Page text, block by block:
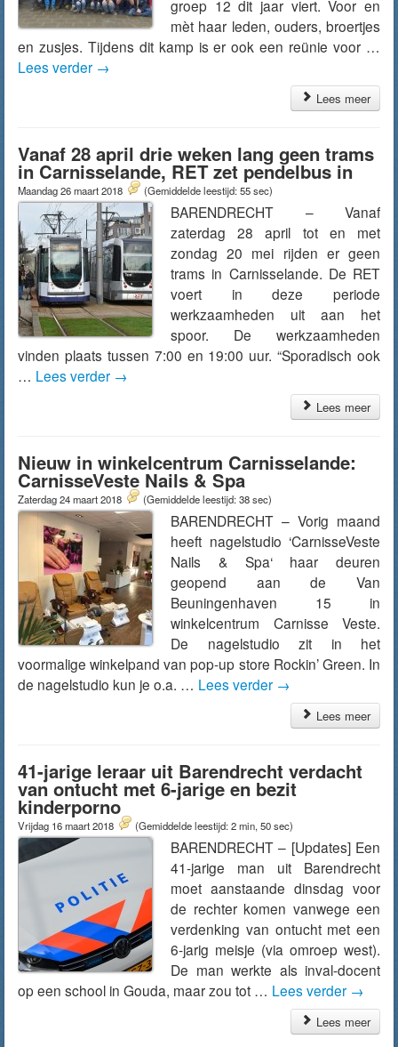
groep 12 dit jaar viert. Voor en
mèt haar leden, ouders, broertjes
en zusjes. Tijdens dit kamp is er ook een reünie voor …
Lees verder →
Lees meer
Vanaf 28 april drie weken lang geen trams
in Carnisselande, RET zet pendelbus in
Maandag 26 maart 2018 (Gemiddelde leestijd: 55 sec)
BARENDRECHT – Vanaf
zaterdag 28 april tot en met
zondag 20 mei rijden er geen
trams in Carnisselande. De RET
voert in deze periode
werkzaamheden uit aan het
spoor. De werkzaamheden
vinden plaats tussen 7:00 en 19:00 uur. “Sporadisch ook
… Lees verder →
Lees meer
Nieuw in winkelcentrum Carnisselande:
CarnisseVeste Nails & Spa
Zaterdag 24 maart 2018 (Gemiddelde leestijd: 38 sec)
BARENDRECHT – Vorig maand
heeft nagelstudio ‘CarnisseVeste
Nails & Spa‘ haar deuren
geopend aan de Van
Beuningenhaven 15 in
winkelcentrum Carnisse Veste.
De nagelstudio zit in het
voormalige winkelpand van pop-up store Rockin’ Green. In
de nagelstudio kun je o.a. … Lees verder →
Lees meer
41-jarige leraar uit Barendrecht verdacht
van ontucht met 6-jarige en bezit
kinderporno
Vrijdag 16 maart 2018 (Gemiddelde leestijd: 2 min, 50 sec)
BARENDRECHT – [Updates] Een
41-jarige man uit Barendrecht
moet aanstaande dinsdag voor
de rechter komen vanwege een
verdenking van ontucht met een
6-jarig meisje (via omroep west).
De man werkte als inval-docent
op een school in Gouda, maar zou tot … Lees verder →
Lees meer